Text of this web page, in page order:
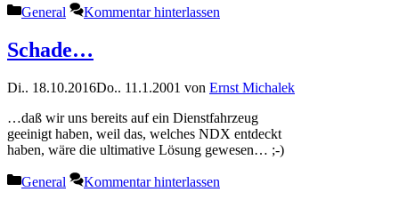
Kategorien
General Kommentar hinterlassen
Schade…
Di.. 18.10.2016Do.. 11.1.2001 von Ernst Michalek
…daß wir uns bereits auf ein Dienstfahrzeug
geeinigt haben, weil das, welches NDX entdeckt
haben, wäre die ultimative Lösung gewesen… ;-)
Kategorien
General Kommentar hinterlassen